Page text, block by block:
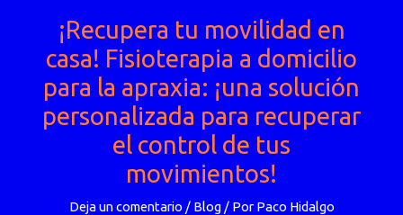
¡Recupera tu movilidad en
casa! Fisioterapia a domicilio
para la apraxia: ¡una solución
personalizada para recuperar
el control de tus
movimientos!
Deja un comentario / Blog/ Por Paco Hidalgo